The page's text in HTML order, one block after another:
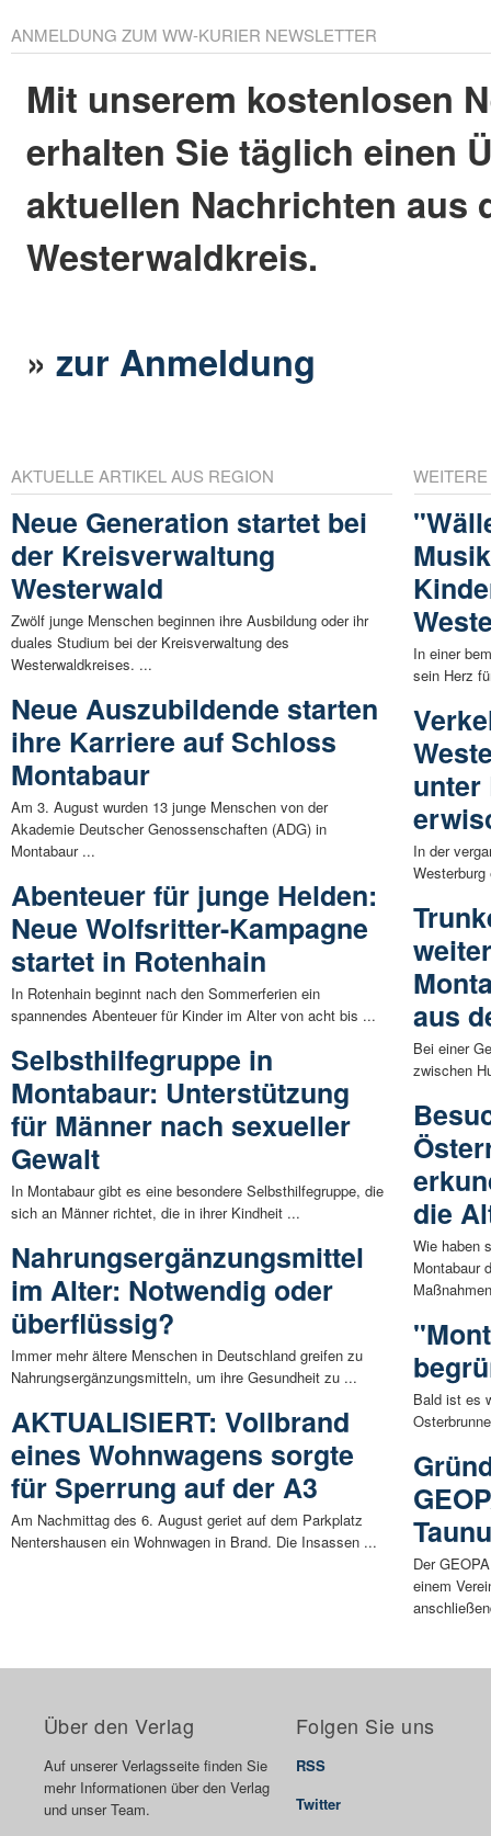
ANMELDUNG ZUM WW-KURIER NEWSLETTER
Mit unserem kostenlosen
erhalten Sie täglich einen
aktuellen Nachrichten aus
Westerwaldkreis.
»zur Anmeldung
AKTUELLE ARTIKEL AUS REGION
Neue Generation startet bei
der Kreisverwaltung
Westerwald
Zwölf junge Menschen beginnen ihre Ausbildung oder ihr
duales Studium bei der Kreisverwaltung des
Westerwaldkreises. ...
Neue Auszubildende starten
ihre Karriere auf Schloss
Montabaur
Am 3. August wurden 13 junge Menschen von der
Akademie Deutscher Genossenschaften (ADG) in
Montabaur ...
Abenteuer für junge Helden:
Neue Wolfsritter-Kampagne
startet in Rotenhain
In Rotenhain beginnt nach den Sommerferien ein
spannendes Abenteuer für Kinder im Alter von acht bis ...
Selbsthilfegruppe in
Montabaur: Unterstützung
für Männer nach sexueller
Gewalt
In Montabaur gibt es eine besondere Selbsthilfegruppe, die
sich an Männer richtet, die in ihrer Kindheit ...
Nahrungsergänzungsmittel
im Alter: Notwendig oder
überflüssig?
Immer mehr ältere Menschen in Deutschland greifen zu
Nahrungsergänzungsmitteln, um ihre Gesundheit zu ...
AKTUALISIERT: Vollbrand
eines Wohnwagens sorgte
für Sperrung auf der A3
Am Nachmittag des 6. August geriet auf dem Parkplatz
Nentershausen ein Wohnwagen in Brand. Die Insassen ...
In einer
sein Herz
unter
In der
aus
Bei einer
zwischen
die
Wie haben
Montabaur
Bald ist es
Der
einem
Über den Verlag
Auf unserer Verlagsseite finden Sie
mehr Informationen über den Verlag
und unser Team.
Folgen Sie uns
RSS
Twitter